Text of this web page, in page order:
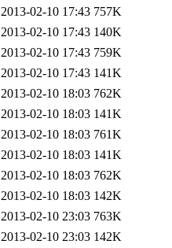
2013-02-10 17:43 757K
2013-02-10 17:43 140K
2013-02-10 17:43 759K
2013-02-10 17:43 141K
2013-02-10 18:03 762K
2013-02-10 18:03 141K
2013-02-10 18:03 761K
2013-02-10 18:03 141K
2013-02-10 18:03 762K
2013-02-10 18:03 142K
2013-02-10 23:03 763K
2013-02-10 23:03 142K